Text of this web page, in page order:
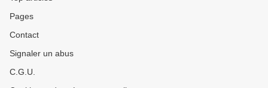
Pages
Contact
Signaler un abus
C.G.U.